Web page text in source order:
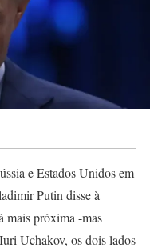
e Estados Unidos em
Putin disse à
mais próxima -mas
Uchakov, os dois lados